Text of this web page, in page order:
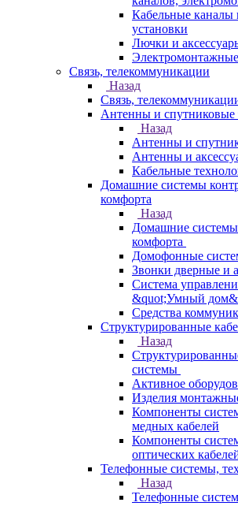
Кабельные каналы
установки
Лючки и
Связь, телекоммуникации
Назад
Связь,
Антенны и спутниковые
Назад
Антенны и
Антенны и
Кабельные
Домашние системы
комфорта
Назад
Домашние системы
комфорта
Домофонные
Звонки дверные и
Система
&quot;Умный
Средства
Структурированные
Назад
системы
Активное
Изделия
Компоненты
медных кабелей
Компоненты
оптических
Телефонные системы,
Назад
Телефонные